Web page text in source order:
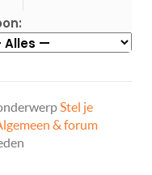
Stel je
& forum